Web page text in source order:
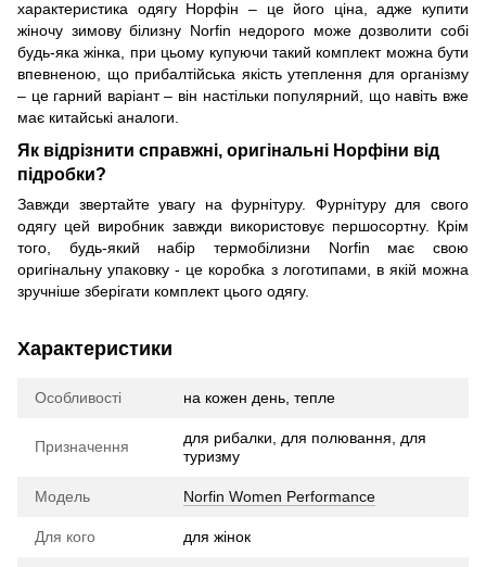
характеристика одягу Норфін – це його ціна, адже купити
жіночу зимову білизну Norfin недорого може дозволити собі
будь-яка жінка, при цьому купуючи такий комплект можна бути
впевненою, що прибалтійська якість утеплення для організму
– це гарний варіант – він настільки популярний, що навіть вже
має китайські аналоги.
Як відрізнити справжні, оригінальні Норфіни від
підробки?
Завжди звертайте увагу на фурнітуру. Фурнітуру для свого
одягу цей виробник завжди використовує першосортну. Крім
того, будь-який набір термобілизни Norfin має свою
оригінальну упаковку - це коробка з логотипами, в якій можна
зручніше зберігати комплект цього одягу.
Характеристики
Особливості на кожен день, тепле
Призначення
для рибалки, для полювання, для
туризму
Модель Norfin Women Performance
Для кого для жінок